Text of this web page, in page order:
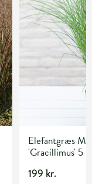
Elefantgræs
'Gracillimus' 5
199 kr.